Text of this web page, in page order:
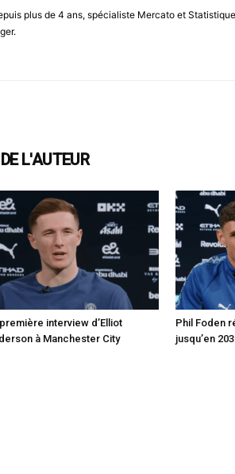
plus de 4 ans, spécialiste Mercato et
L'AUTEUR
interview d’Elliot
à Manchester City
Phil Foden
jusqu’en